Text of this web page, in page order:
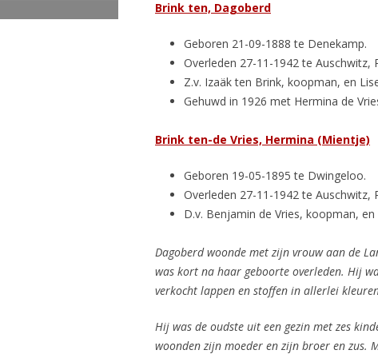
Brink ten, Dagoberd
Geboren 21-09-1888 te Denekamp.
Overleden 27-11-1942 te Auschwitz,
Z.v. Izaäk ten Brink, koopman, en
Gehuwd in 1926 met Hermina de
Brink ten-de Vries, Hermina (Mientje)
Geboren 19-05-1895 te Dwingeloo.
Overleden 27-11-1942 te Auschwitz,
D.v. Benjamin de Vries, koopman, en
Dagoberd woonde met zijn vrouw aan de
was kort na haar geboorte overleden. Hij
verkocht lappen en stoffen in allerlei
Hij was de oudste uit een gezin met zes
woonden zijn moeder en zijn broer en zus.